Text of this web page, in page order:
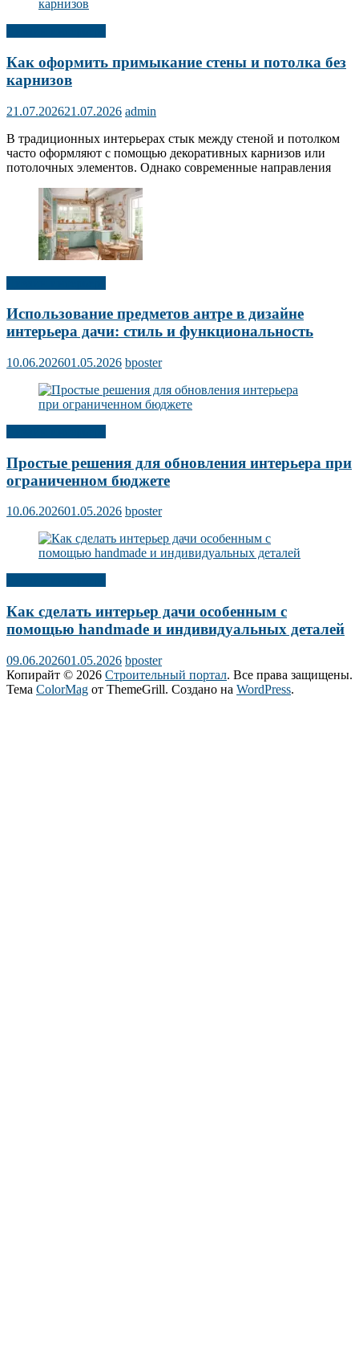
Как оформить примыкание стены и потолка без
карнизов
21.07.202621.07.2026 admin
В традиционных интерьерах стык между стеной и потолком
часто оформляют с помощью декоративных карнизов или
потолочных элементов. Однако современные направления
Использование предметов антре в дизайне
интерьера дачи: стиль и функциональность
10.06.202601.05.2026 bposter
Простые решения для обновления интерьера при
ограниченном бюджете
10.06.202601.05.2026 bposter
Как сделать интерьер дачи особенным с
помощью handmade и индивидуальных деталей
09.06.202601.05.2026 bposter
Копирайт © 2026 Строительный портал. Все права защищены.
Тема ColorMag от ThemeGrill. Создано на WordPress.